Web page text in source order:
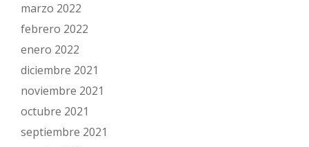
marzo 2022
febrero 2022
enero 2022
diciembre 2021
noviembre 2021
octubre 2021
septiembre 2021